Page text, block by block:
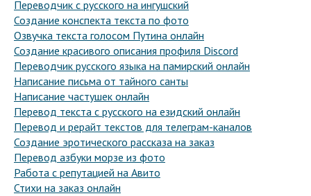
Переводчик с русского на ингушский
Создание конспекта текста по фото
Озвучка текста голосом Путина онлайн
Создание красивого описания профиля Discord
Переводчик русского языка на памирский онлайн
Написание письма от тайного санты
Написание частушек онлайн
Перевод текста с русского на езидский онлайн
Перевод и рерайт текстов для телеграм-каналов
Создание эротического рассказа на заказ
Перевод азбуки морзе из фото
Работа с репутацией на Авито
Стихи на заказ онлайн